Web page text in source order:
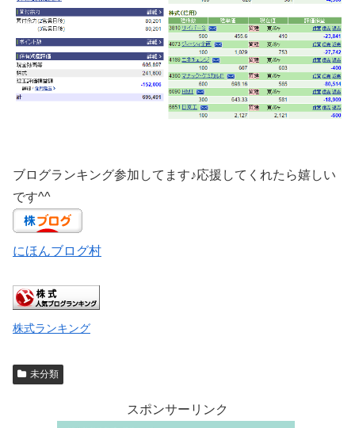
ブログランキング参加してます♪応援してくれたら嬉しい
です^^
にほんブログ村
株式ランキング
未分類
スポンサーリンク